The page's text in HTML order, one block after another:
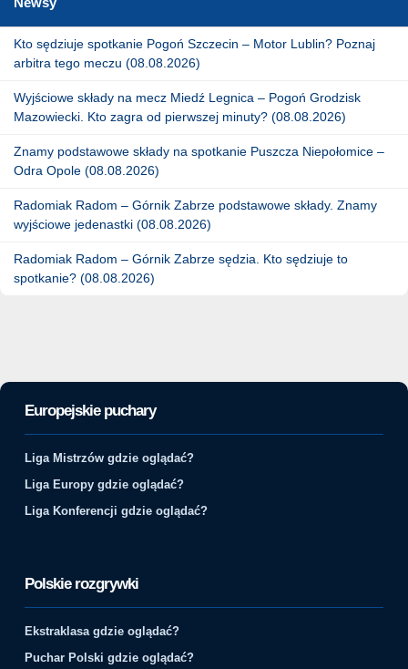
Kto sędziuje spotkanie Pogoń Szczecin – Motor Lublin? Poznaj
arbitra tego meczu (08.08.2026)
Wyjściowe składy na mecz Miedź Legnica – Pogoń Grodzisk
Mazowiecki. Kto zagra od pierwszej minuty? (08.08.2026)
Znamy podstawowe składy na spotkanie Puszcza Niepołomice –
Odra Opole (08.08.2026)
Radomiak Radom – Górnik Zabrze podstawowe składy. Znamy
wyjściowe jedenastki (08.08.2026)
Radomiak Radom – Górnik Zabrze sędzia. Kto sędziuje to
spotkanie? (08.08.2026)
Europejskie puchary
Liga Mistrzów gdzie oglądać?
Liga Europy gdzie oglądać?
Liga Konferencji gdzie oglądać?
Polskie rozgrywki
Ekstraklasa gdzie oglądać?
Puchar Polski gdzie oglądać?